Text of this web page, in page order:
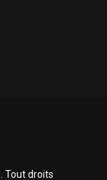
. Tout droits